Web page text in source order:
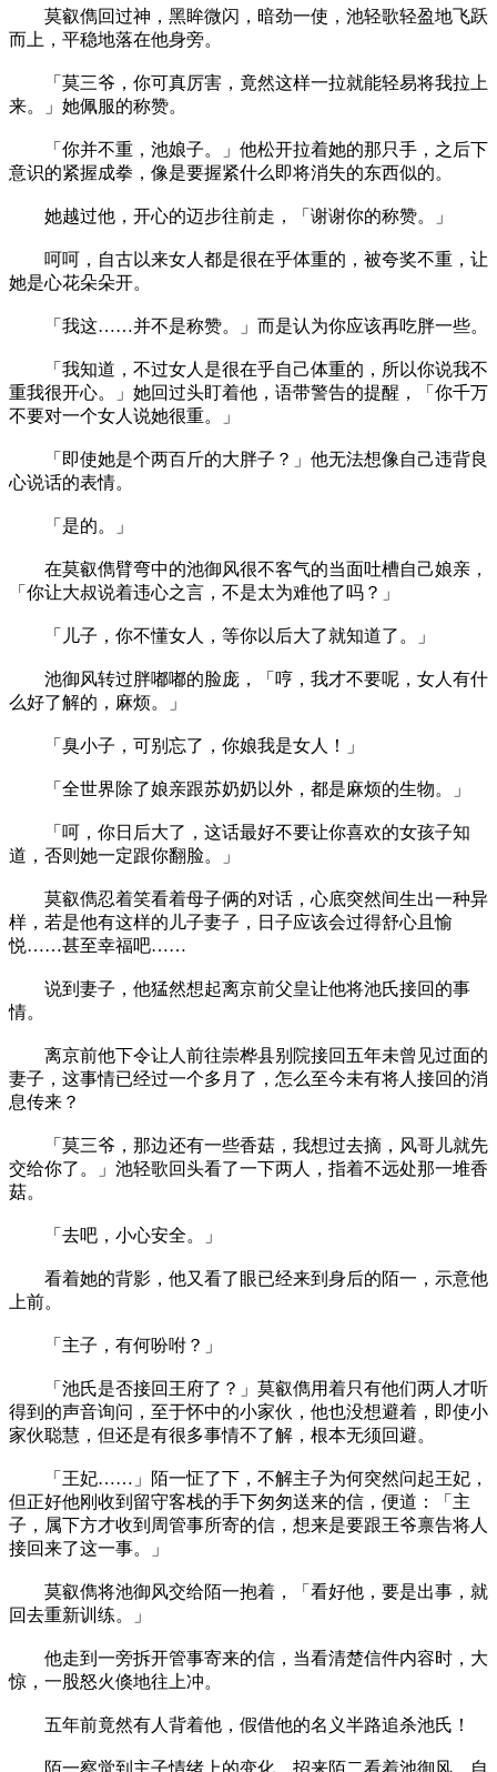
莫叡儁回过神，黑眸微闪，暗劲一使，池轻歌轻盈地飞跃
而上，平稳地落在他身旁。
「莫三爷，你可真厉害，竟然这样一拉就能轻易将我拉上
来。」她佩服的称赞。
「你并不重，池娘子。」他松开拉着她的那只手，之后下
意识的紧握成拳，像是要握紧什么即将消失的东西似的。
她越过他，开心的迈步往前走，「谢谢你的称赞。」
呵呵，自古以来女人都是很在乎体重的，被夸奖不重，让
她是心花朵朵开。
「我这……并不是称赞。」而是认为你应该再吃胖一些。
「我知道，不过女人是很在乎自己体重的，所以你说我不
重我很开心。」她回过头盯着他，语带警告的提醒，「你千万
不要对一个女人说她很重。」
「即使她是个两百斤的大胖子？」他无法想像自己违背良
心说话的表情。
「是的。」
在莫叡儁臂弯中的池御风很不客气的当面吐槽自己娘亲，
「你让大叔说着违心之言，不是太为难他了吗？」
「儿子，你不懂女人，等你以后大了就知道了。」
池御风转过胖嘟嘟的脸庞，「哼，我才不要呢，女人有什
么好了解的，麻烦。」
「臭小子，可别忘了，你娘我是女人！」
「全世界除了娘亲跟苏奶奶以外，都是麻烦的生物。」
「呵，你日后大了，这话最好不要让你喜欢的女孩子知
道，否则她一定跟你翻脸。」
莫叡儁忍着笑看着母子俩的对话，心底突然间生出一种异
样，若是他有这样的儿子妻子，日子应该会过得舒心且愉
悦……甚至幸福吧……
说到妻子，他猛然想起离京前父皇让他将池氏接回的事
情。
离京前他下令让人前往崇桦县别院接回五年未曾见过面的
妻子，这事情已经过一个多月了，怎么至今未有将人接回的消
息传来？
「莫三爷，那边还有一些香菇，我想过去摘，风哥儿就先
交给你了。」池轻歌回头看了一下两人，指着不远处那一堆香
菇。
「去吧，小心安全。」
看着她的背影，他又看了眼已经来到身后的陌一，示意他
上前。
「主子，有何吩咐？」
「池氏是否接回王府了？」莫叡儁用着只有他们两人才听
得到的声音询问，至于怀中的小家伙，他也没想避着，即使小
家伙聪慧，但还是有很多事情不了解，根本无须回避。
「王妃……」陌一怔了下，不解主子为何突然问起王妃，
但正好他刚收到留守客栈的手下匆匆送来的信，便道：「主
子，属下方才收到周管事所寄的信，想来是要跟王爷禀告将人
接回来了这一事。」
莫叡儁将池御风交给陌一抱着，「看好他，要是出事，就
回去重新训练。」
他走到一旁拆开管事寄来的信，当看清楚信件内容时，大
惊，一股怒火倏地往上冲。
五年前竟然有人背着他，假借他的名义半路追杀池氏！
陌一察觉到主子情绪上的变化，招来陌二看着池御风，自